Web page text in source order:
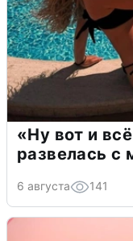
«Ну вот и
развелась
6 августа 141